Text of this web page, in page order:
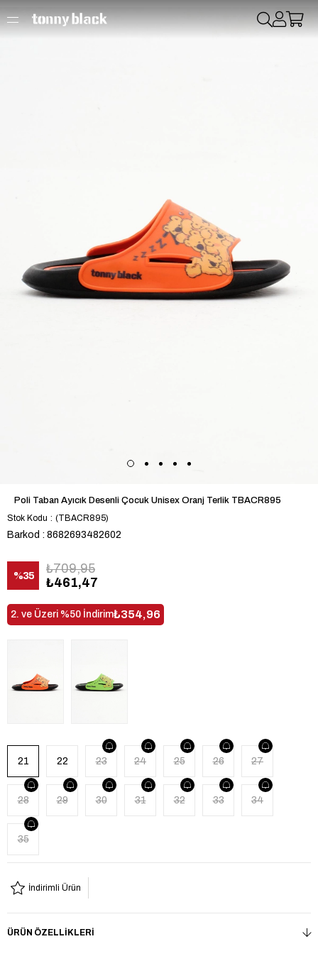
Poli Taban Ayıcık Desenli Çocuk Unisex Oranj Terlik TBACR895
Stok Kodu
(TBACR895)
Barkod : 8682693482602
%35
İndirim
₺709,95
₺461,47
2. ve Üzeri %50 İndirim₺354,96
21 22 23 24 25 26 27
28 29 30 31 32 33 34
35
İndirimli Ürün
ÜRÜN ÖZELLIKLERI